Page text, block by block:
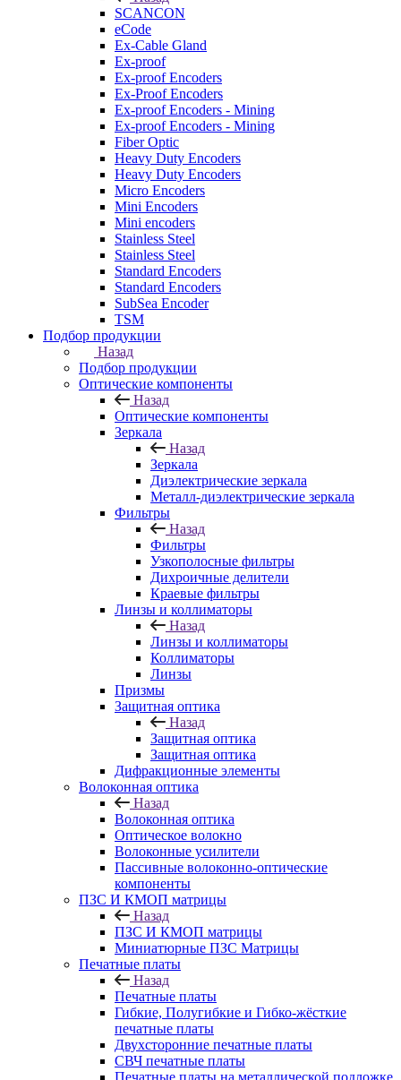
SCANCON
eCode
Ex-Cable Gland
Ex-proof
Ex-proof Encoders
Ex-Proof Encoders
Ex-proof Encoders - Mining
Ex-proof Encoders - Mining
Fiber Optic
Heavy Duty Encoders
Heavy Duty Encoders
Micro Encoders
Mini Encoders
Mini encoders
Stainless Steel
Stainless Steel
Standard Encoders
Standard Encoders
SubSea Encoder
TSM
Подбор продукции
Назад
Подбор продукции
Оптические компоненты
Назад
Оптические компоненты
Зеркала
Назад
Зеркала
Диэлектрические зеркала
Металл-диэлектрические зеркала
Фильтры
Назад
Фильтры
Узкополосные фильтры
Дихроичные делители
Краевые фильтры
Линзы и коллиматоры
Назад
Линзы и коллиматоры
Коллиматоры
Линзы
Призмы
Защитная оптика
Назад
Защитная оптика
Защитная оптика
Дифракционные элементы
Волоконная оптика
Назад
Волоконная оптика
Оптическое волокно
Волоконные усилители
Пассивные волоконно-оптические
компоненты
ПЗС И КМОП матрицы
Назад
ПЗС И КМОП матрицы
Миниатюрные ПЗС Матрицы
Печатные платы
Назад
Печатные платы
Гибкие, Полугибкие и Гибко-жёсткие
печатные платы
Двухсторонние печатные платы
СВЧ печатные платы
Печатные платы на металлической подложке